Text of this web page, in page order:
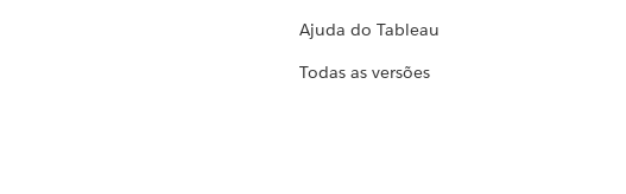
Ajuda do Tableau
Todas as versões